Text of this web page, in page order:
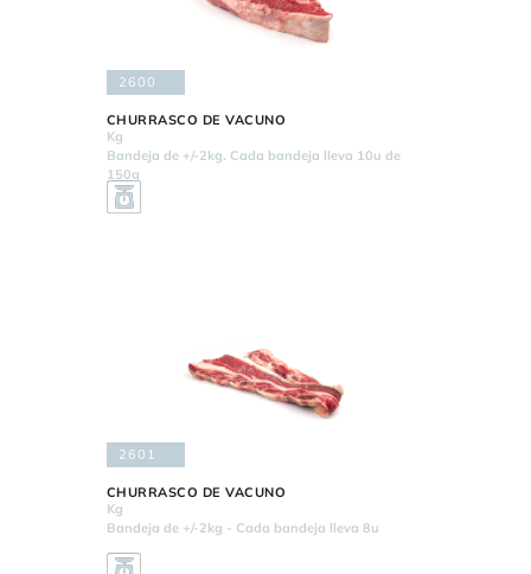
2600
CHURRASCO DE VACUNO
Kg
Bandeja de +/-2kg. Cada bandeja lleva 10u de
150g
2601
CHURRASCO DE VACUNO
Kg
Bandeja de +/-2kg - Cada bandeja lleva 8u